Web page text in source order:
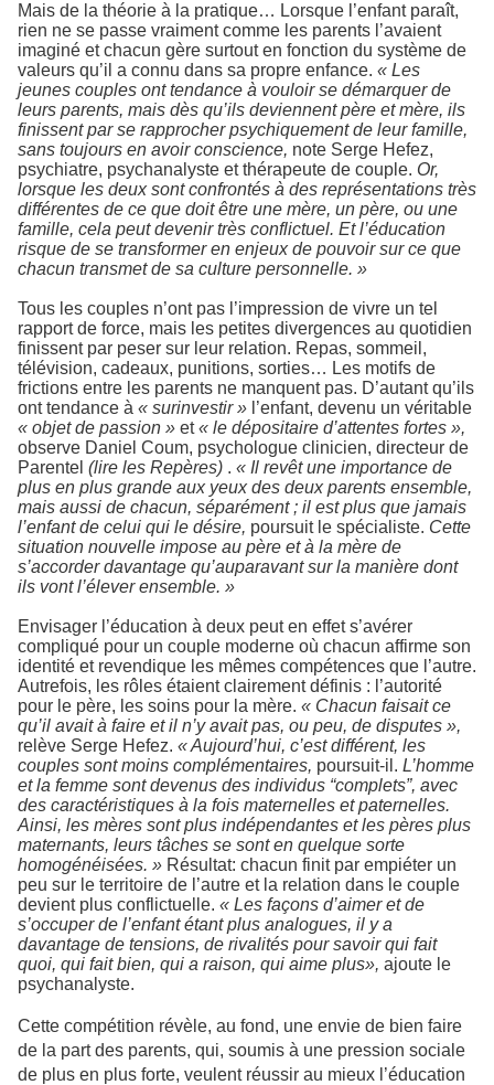
Mais de la théorie à la pratique… Lorsque l’enfant paraît,
rien ne se passe vraiment comme les parents l’avaient
imaginé et chacun gère surtout en fonction du système de
valeurs qu’il a connu dans sa propre enfance. « Les
jeunes couples ont tendance à vouloir se démarquer de
leurs parents, mais dès qu’ils deviennent père et mère, ils
finissent par se rapprocher psychiquement de leur famille,
sans toujours en avoir conscience, note Serge Hefez,
psychiatre, psychanalyste et thérapeute de couple. Or,
lorsque les deux sont confrontés à des représentations très
différentes de ce que doit être une mère, un père, ou une
famille, cela peut devenir très conflictuel. Et l’éducation
risque de se transformer en enjeux de pouvoir sur ce que
chacun transmet de sa culture personnelle. »
Tous les couples n’ont pas l’impression de vivre un tel
rapport de force, mais les petites divergences au quotidien
finissent par peser sur leur relation. Repas, sommeil,
télévision, cadeaux, punitions, sorties… Les motifs de
frictions entre les parents ne manquent pas. D’autant qu’ils
ont tendance à « surinvestir » l’enfant, devenu un véritable
« objet de passion » et« le dépositaire d’attentes fortes »,
observe Daniel Coum, psychologue clinicien, directeur de
Parentel (lire les Repères) . « Il revêt une importance de
plus en plus grande aux yeux des deux parents ensemble,
mais aussi de chacun, séparément ; il est plus que jamais
l’enfant de celui qui le désire, poursuit le spécialiste. Cette
situation nouvelle impose au père et à la mère de
s’accorder davantage qu’auparavant sur la manière dont
ils vont l’élever ensemble. »
Envisager l’éducation à deux peut en effet s’avérer
compliqué pour un couple moderne où chacun affirme son
identité et revendique les mêmes compétences que l’autre.
Autrefois, les rôles étaient clairement définis : l’autorité
pour le père, les soins pour la mère. « Chacun faisait ce
qu’il avait à faire et il n’y avait pas, ou peu, de disputes »,
relève Serge Hefez. « Aujourd’hui, c’est différent, les
couples sont moins complémentaires, poursuit-il. L’homme
et la femme sont devenus des individus “complets”, avec
des caractéristiques à la fois maternelles et paternelles.
Ainsi, les mères sont plus indépendantes et les pères plus
maternants, leurs tâches se sont en quelque sorte
homogénéisées. » Résultat: chacun finit par empiéter un
peu sur le territoire de l’autre et la relation dans le couple
devient plus conflictuelle. « Les façons d’aimer et de
s’occuper de l’enfant étant plus analogues, il y a
davantage de tensions, de rivalités pour savoir qui fait
quoi, qui fait bien, qui a raison, qui aime plus», ajoute le
psychanalyste.
Cette compétition révèle, au fond, une envie de bien faire
de la part des parents, qui, soumis à une pression sociale
de plus en plus forte, veulent réussir au mieux l’éducation